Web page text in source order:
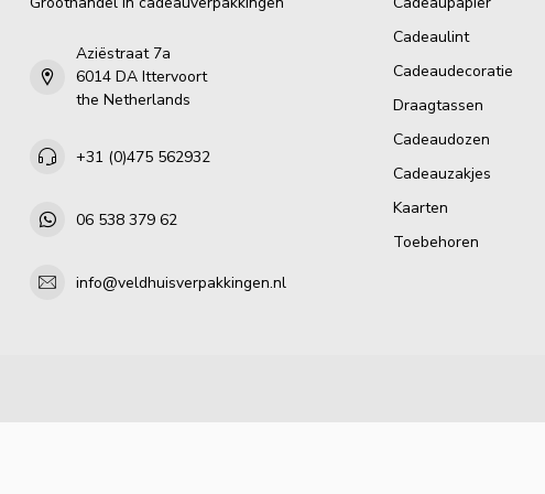
Aziëstraat 7a
6014 DA Ittervoort
the Netherlands
+31 (0)475 562932
06 538 379 62
info@veldhuisverpakkingen.nl
Cadeaulint
Cadeaudecoratie
Draagtassen
Cadeaudozen
Cadeauzakjes
Kaarten
Toebehoren